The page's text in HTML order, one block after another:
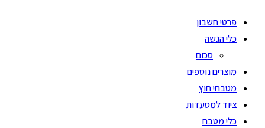
פרטי חשבון
כלי הגשה
סכום
מוצרים נוספים
מטבחי חוץ
ציוד למסעדות
כלי מטבח